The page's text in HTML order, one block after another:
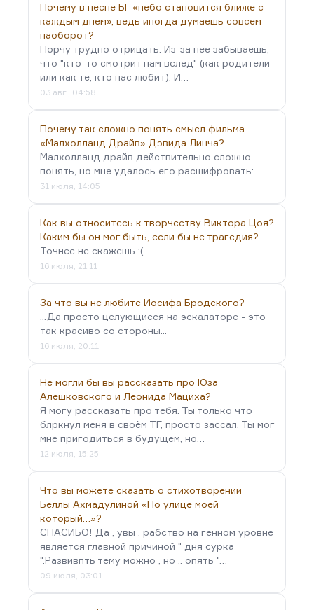
Почему в песне БГ «небо становится ближе с
каждым днем», ведь иногда думаешь совсем
наоборот?
Порчу трудно отрицать. Из-за неё забываешь,
что "кто-то смотрит нам вслед" (как родители
или как те, кто нас любит). И…
03 авг., 04:58
Почему так сложно понять смысл фильма
«Малхолланд Драйв» Дэвида Линча?
Малхолланд драйв действительно сложно
понять, но мне удалось его расшифровать:…
31 июля, 14:05
Как вы относитесь к творчеству Виктора Цоя?
Каким бы он мог быть, если бы не трагедия?
Точнее не скажешь :(
16 июля, 21:11
За что вы не любите Иосифа Бродского?
...Да просто целующиеся на эскалаторе - это
так красиво со стороны...
16 июля, 20:11
Не могли бы вы рассказать про Юза
Алешковского и Леонида Мациха?
Я могу рассказать про тебя. Ты только что
блркнул меня в своём ТГ, просто зассал. Ты мог
мне пригодиться в будущем, но…
12 июля, 15:25
Что вы можете сказать о стихотворении
Беллы Ахмадулиной «По улице моей
который…»?
СПАСИБО! Да , увы . рабство на генном уровне
является главной причиной " дня сурка
".Развивпть тему можно , но .. опять "…
09 июля, 03:01